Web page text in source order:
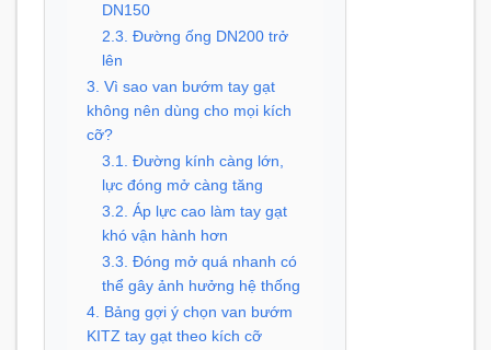
DN150
2.3. Đường ống DN200 trở
lên
3. Vì sao van bướm tay gạt
không nên dùng cho mọi kích
cỡ?
3.1. Đường kính càng lớn,
lực đóng mở càng tăng
3.2. Áp lực cao làm tay gạt
khó vận hành hơn
3.3. Đóng mở quá nhanh có
thể gây ảnh hưởng hệ thống
4. Bảng gợi ý chọn van bướm
KITZ tay gạt theo kích cỡ